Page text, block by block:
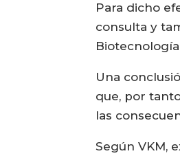
Para dicho
consulta y
Una
que, por
las
Según VKM,